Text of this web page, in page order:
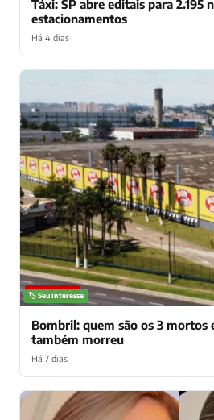
Táxi: SP abre editais para 2.195
estacionamentos
Há 4 dias
NOTÍCIAS
🏷️ Seu interesse
Bombril: quem são os 3 mortos
também morreu
Há 7 dias